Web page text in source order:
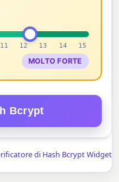
11 12 13 14 15
MOLTO FORTE
Bcrypt
di Hash Bcrypt Widget